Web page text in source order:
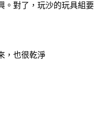
。對了，玩沙的玩具組要
，也很乾淨